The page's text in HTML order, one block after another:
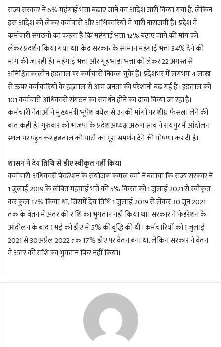
राज्य सरकार ने 6% महंगाई भत्ता बढ़ाए जाने का आदेश जारी किया गया है, लेकिन
इस आदेश को लेकर कर्मचारी और अधिकारियों में भारी नाराजगी है। प्रदेश में
कर्मचारी संगठनों का कहना है कि महंगाई भत्ता 12% बढ़ाए जाने की मांग को
लेकर प्रदर्शन किया गया था। केंद्र सरकार के सामान महंगाई भत्ता 34% देने की
मांग की जा रही है। महंगाई भत्ता और गृह भाड़ा भत्ता को लेकर 22 अगस्त से
अनिश्चितकालीन हड़ताल पर कर्मचारी निकल चुके हैं। प्रदेशभर में लगभग 4 लाख
से ऊपर कर्मचारियों के हड़ताल से आम जनता की परेशानी बढ़ गई है। हड़ताल को
101 कर्मचारी-अधिकारी संगठन का समर्थन होने का दावा किया जा रहा है।
कर्मचारी नेताओं ने मुख्यमंत्री भूपेश बघेल से उनकी मांगों पर शीघ्र फैसला लेने की
बात कही है। गुरुवार को भाजपा के प्रदेश अध्यक्ष अरुण साव ने रायपुर में आंदोलन
स्थल पर पहुंचकर हड़ताल को पार्टी का पूरा समर्थन देने की घोषणा कर दी है।
शासन ने देय तिथि से डीए स्वीकृत नहीं किया
कर्मचारी-अधिकारी फेडरेशन के संयोजक कमल वर्मा ने बताया कि राज्य सरकार ने
1 जुलाई 2019 के लंबित मंहगाई भत्ते की 5% किस्त को 1 जुलाई 2021 से स्वीकृत
कर कुल 17% किया था, जिसमें देय तिथि 1 जुलाई 2019 से लेकर 30 जून 2021
तक के वेतन में अंतर की राशि का भुगतान नहीं किया था। सरकार ने फेडरेशन के
आंदोलन के बाद 1 मई को डीए में 5% की वृद्धि की थी। कर्मचारियों को 1 जुलाई
2021 से 30 अप्रैल 2022 तक 17% डीए पर वेतन बना था, लेकिन सरकार ने वेतन
में अंतर की राशि का भुगतान फिर नहीं किया।